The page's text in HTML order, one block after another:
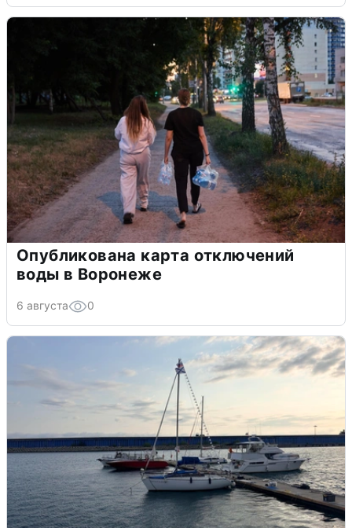
Опубликована карта отключений
воды в Воронеже
6 августа 0